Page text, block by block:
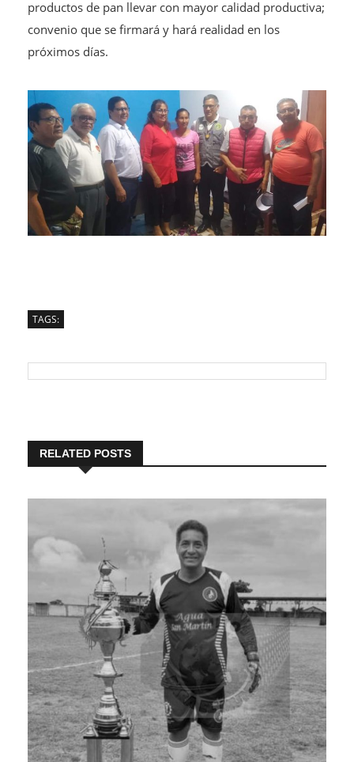
productos de pan llevar con mayor calidad productiva;
convenio que se firmará y hará realidad en los
próximos días.
TAGS:
RELATED POSTS